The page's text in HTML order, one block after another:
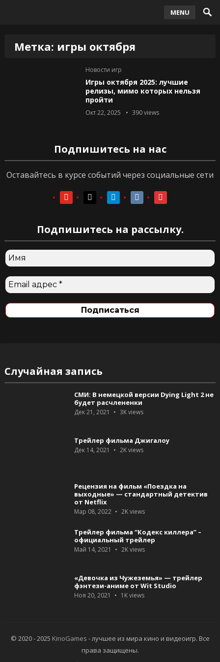
MENU
Метка: игры октября
Новости игр
Игры октября 2025: лучшие
релизы, мимо которых нельзя
пройти
Окт 22, 2025 390views
Подпишитесь на нас
Оставайтесь в курсе событий через социальные сети
youtubeyoutubetelegramvkontaktevkontakte
Подпишитесь на рассылку.
Случайная запись
СМИ: В немецкой версии Dying Light 2 не
будет расчлененки
Дек 21, 2021 3Kviews
Трейлер фильма Джигалоу
Дек 14, 2021 2Kviews
Рецензия на фильм «Поездка на
выходные» — стандартный детектив
от Netflix
Мар 08, 2022 2Kviews
Трейлер фильма “Кодекс киллера” –
официальный трейлер
Май 14, 2021 2Kviews
«Девочка из Чужеземья» — трейлер
фэнтези-аниме от Wit Studio
Ноя 20, 2021 1Kviews
© 2020 - 2025 KinoGames - лучшее из мира кино и видеоигр. Все
права защищены.